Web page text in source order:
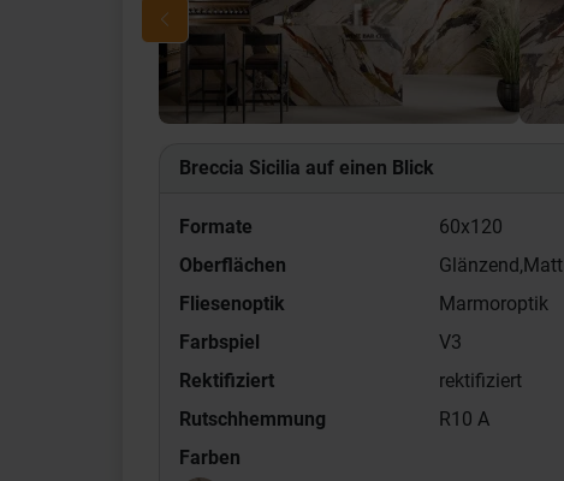
Breccia Sicilia auf einen Blick
Formate
60x120
Oberflächen
Glänzend,Matt
Fliesenoptik
Marmoroptik
Farbspiel
V3
Rektifiziert
rektifiziert
Rutschhemmung
R10 A
Farben